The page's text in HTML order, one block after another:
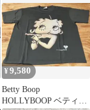
ィ
¥9,580
Betty Boop
HOLLYBOOP ベティブ